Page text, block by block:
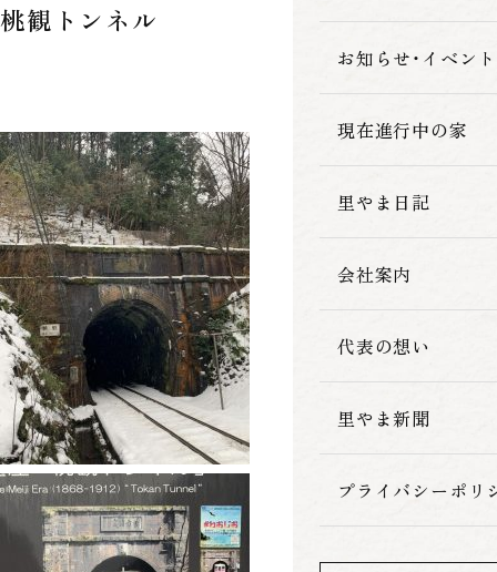
素材へのこだわ
暮らしの性能
お知らせ・イベント
現在進行中の家
里やま日記
会社案内
代表の想い
里やま新聞
プライバシーポリ
桃観トンネル